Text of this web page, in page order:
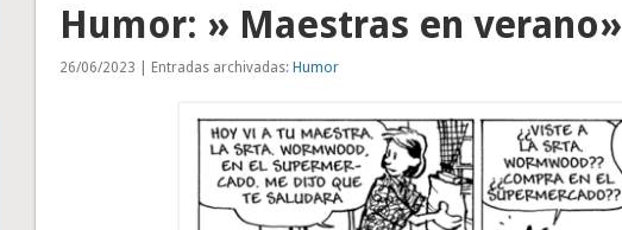
Humor: » Maestras en verano»
26/06/2023 | Entradas archivadas:Humor